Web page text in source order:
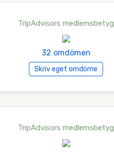
TripAdvisors medlemsbetyg
32 omdömen
Skriv eget omdöme
TripAdvisors medlemsbetyg